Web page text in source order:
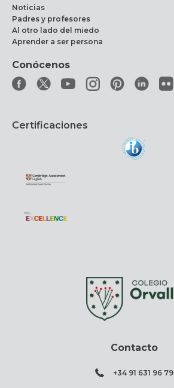
Noticias
Padres y profesores
Al otro lado del miedo
Aprender a ser persona
Conócenos
Certificaciones
Contacto
+34 91 631 96 79